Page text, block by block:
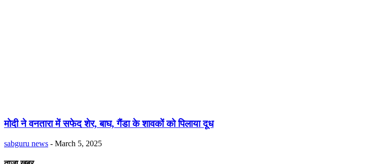
मोदी ने वनतारा में सफेद शेर, बाघ, गैंडा के शावकों को पिलाया दूध
sabguru news - March 5, 2025